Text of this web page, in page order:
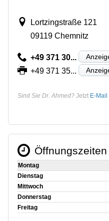
Lortzingstraße 121
09119 Chemnitz
+49 371 30...
+49 371 35...
Sind Sie Dr. Ahmed? Jetzt E-
Öffnungszeiten
Montag
Dienstag
Mittwoch
Donnerstag
Freitag